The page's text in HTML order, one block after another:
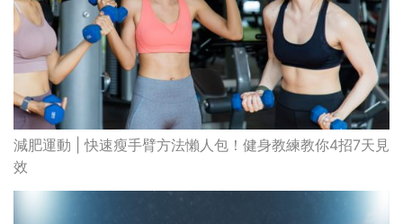
減肥運動 | 快速瘦手臂方法懶人包！健身教練教你4招7天見
效